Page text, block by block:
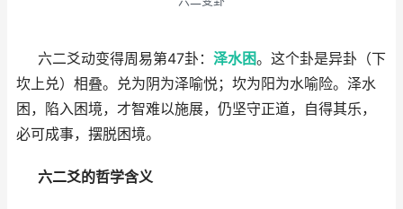
六二爻动变得周易第47卦： 泽水困。这个卦是异卦（下
坎上兑）相叠。兑为阴为泽喻悦；坎为阳为水喻险。泽水
困，陷入困境，才智难以施展，仍坚守正道，自得其乐，
必可成事，摆脱困境。
六二爻的哲学含义